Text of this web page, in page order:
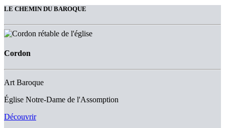
LE CHEMIN DU BAROQUE
Cordon
Art Baroque
Église Notre-Dame de l'Assomption
Découvrir